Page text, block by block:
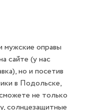
мужские оправы
сайте (у нас
но и посетив
в Подольске,
не только
солнцезащитные